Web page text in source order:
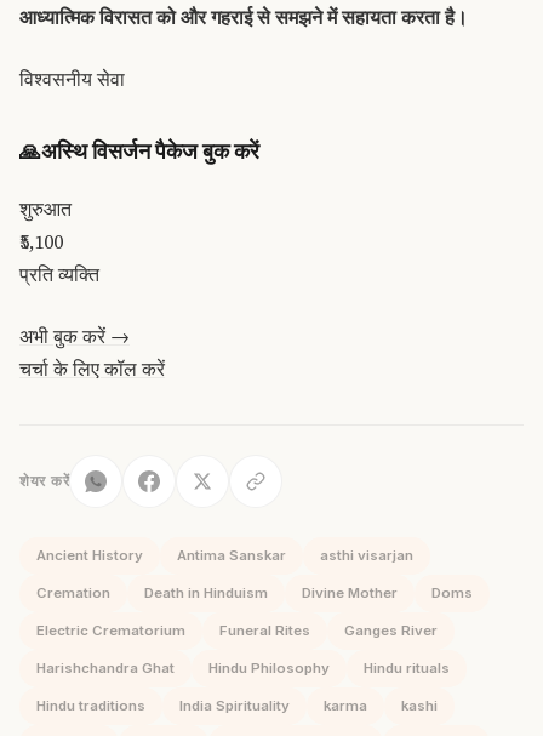
आध्यात्मिक विरासत को और गहराई से समझने में सहायता करता है।
विश्वसनीय सेवा
🙏अस्थि विसर्जन पैकेज बुक करें
शुरुआत
₹5,100
प्रति व्यक्ति
अभी बुक करें →
चर्चा के लिए कॉल करें
शेयर करें
Ancient History Antima Sanskar asthi visarjan
Cremation Death in Hinduism Divine Mother Doms
Electric Crematorium Funeral Rites Ganges River
Harishchandra Ghat Hindu Philosophy Hindu rituals
Hindu traditions India Spirituality karma kashi